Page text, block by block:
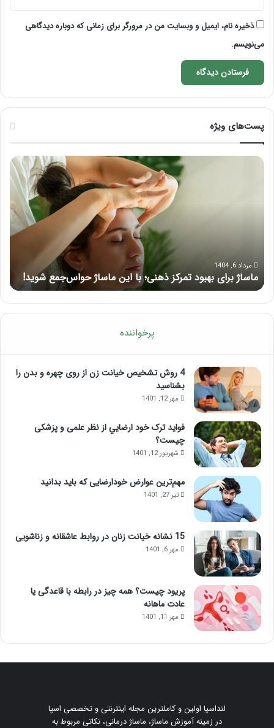
ذخیره نام، ایمیل و وبسایت من در مرورگر برای زمانی که دوباره دیدگاهی
می‌نویسم.
پست‌های ویژه
ماساژ
حواس‌جمع
شوید!
مرداد 6, 1404
ماساژ برای بهبود تمرکز ذهنی؛ با این ماساژ حواس‌جمع شوید!
لب
بعد
از
پرخواننده
4 روش تشخیص خیانت زن از روی چهره و بدن را
بشناسید
مهر 12, 1401
فواید ترک خود ارضايي از نظر علمی و پزشکی
چیست؟
شهریور 12, 1401
مهم‌ترین عوارض خودارضایی که باید بدانید
تیر 27, 1401
15 نشانه خیانت زنان در روابط عاشقانه و زناشویی
مهر 6, 1401
پریود چیست؟ همه چیز در رابطه با قاعدگی یا
عادت ماهانه
مهر 11, 1401
لنداسپا اولین و کاملترین مجله اینترنتی و تخصصی اسپا
در زمینه آموزش ماساژ، ماساژ درمانی، نکاتی مربوط به